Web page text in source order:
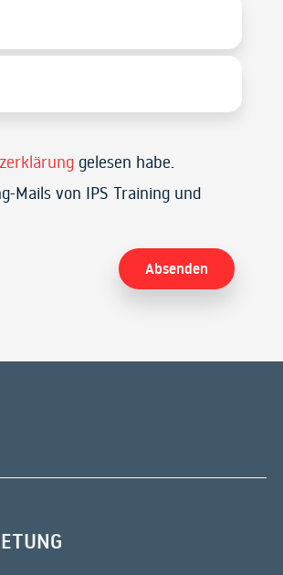
gelesen habe.
Mails von IPS Training und